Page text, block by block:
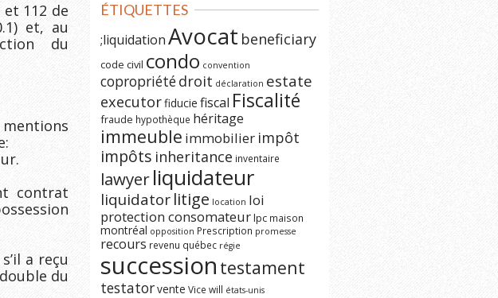
112 de
et, au
du
contrat
a reçu
du
ÉTIQUETTES
;liquidationAvocat beneficiary
code civil condo convention
copropriétédroit déclaration estate
executorfiducie fiscal Fiscalité
fraude hypothèque héritage
immeuble immobilier impôt
impôts inheritance inventaire
lawyerliquidateur
liquidatorlitige location loi
protection consomateurlpc maison
montréal opposition Prescription promesse
recours revenu québec régie
succession testament
testatorvente Vice will états-unis